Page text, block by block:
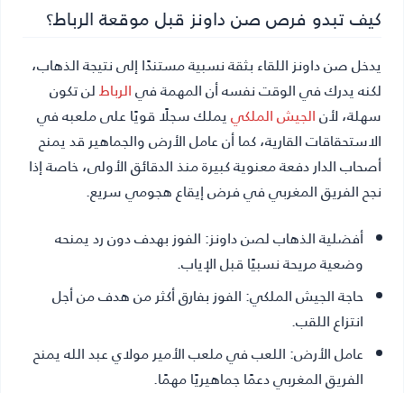
كيف تبدو فرص صن داونز قبل موقعة الرباط؟
يدخل صن داونز اللقاء بثقة نسبية مستندًا إلى نتيجة الذهاب،
لكنه يدرك في الوقت نفسه أن المهمة فيالرباطلن تكون
سهلة، لأنالجيش الملكييملك سجلًا قويًا على ملعبه في
الاستحقاقات القارية، كما أن عامل الأرض والجماهير قد يمنح
أصحاب الدار دفعة معنوية كبيرة منذ الدقائق الأولى، خاصة إذا
نجح الفريق المغربي في فرض إيقاع هجومي سريع.
أفضلية الذهاب لصن داونز:الفوز بهدف دون رد يمنحه
وضعية مريحة نسبيًا قبل الإياب.
حاجة الجيش الملكي:الفوز بفارق أكثر من هدف من أجل
انتزاع اللقب.
عامل الأرض:اللعب في ملعب الأمير مولاي عبد الله يمنح
الفريق المغربي دعمًا جماهيريًا مهمًا.